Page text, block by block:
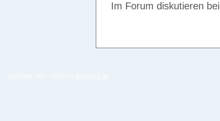
Im Forum diskutieren